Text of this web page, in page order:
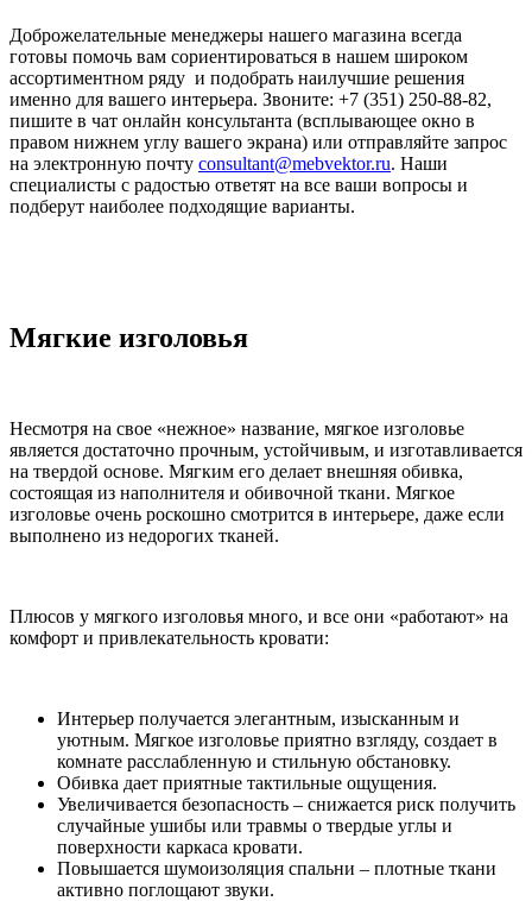
Доброжелательные менеджеры нашего магазина всегда
готовы помочь вам сориентироваться в нашем широком
ассортиментном ряду и подобрать наилучшие решения
именно для вашего интерьера. Звоните: +7 (351) 250-88-82,
пишите в чат онлайн консультанта (всплывающее окно в
правом нижнем углу вашего экрана) или отправляйте запрос
на электронную почту consultant@mebvektor.ru. Наши
специалисты с радостью ответят на все ваши вопросы и
подберут наиболее подходящие варианты.
Мягкие изголовья
Несмотря на свое «нежное» название, мягкое изголовье
является достаточно прочным, устойчивым, и изготавливается
на твердой основе. Мягким его делает внешняя обивка,
состоящая из наполнителя и обивочной ткани. Мягкое
изголовье очень роскошно смотрится в интерьере, даже если
выполнено из недорогих тканей.
Плюсов у мягкого изголовья много, и все они «работают» на
комфорт и привлекательность кровати:
Интерьер получается элегантным, изысканным и
уютным. Мягкое изголовье приятно взгляду, создает в
комнате расслабленную и стильную обстановку.
Обивка дает приятные тактильные ощущения.
Увеличивается безопасность – снижается риск получить
случайные ушибы или травмы о твердые углы и
поверхности каркаса кровати.
Повышается шумоизоляция спальни – плотные ткани
активно поглощают звуки.